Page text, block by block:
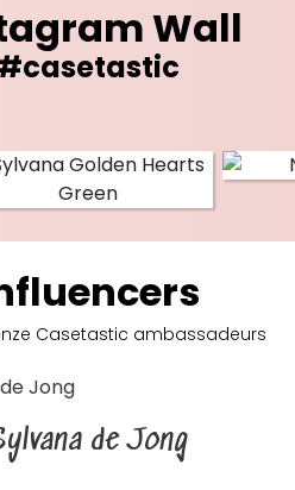
Wall
Casetastic ambassadeurs
de Jong